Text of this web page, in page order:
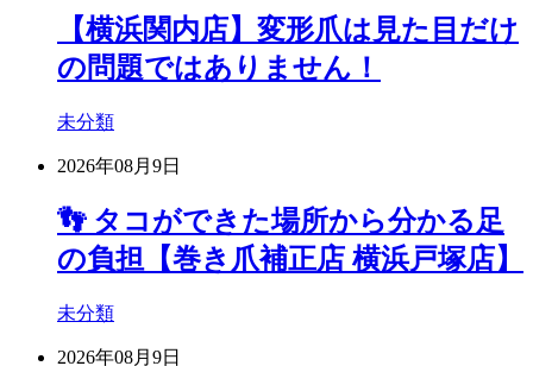
【横浜関内店】変形爪は見た目だけ
の問題ではありません！
未分類
2026年08月9日
👣 タコができた場所から分かる足
の負担【巻き爪補正店 横浜戸塚店】
未分類
2026年08月9日